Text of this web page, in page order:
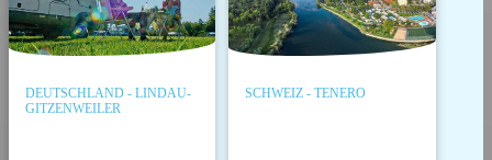
DEUTSCHLAND - LINDAU-
GITZENWEILER
SCHWEIZ - TENERO